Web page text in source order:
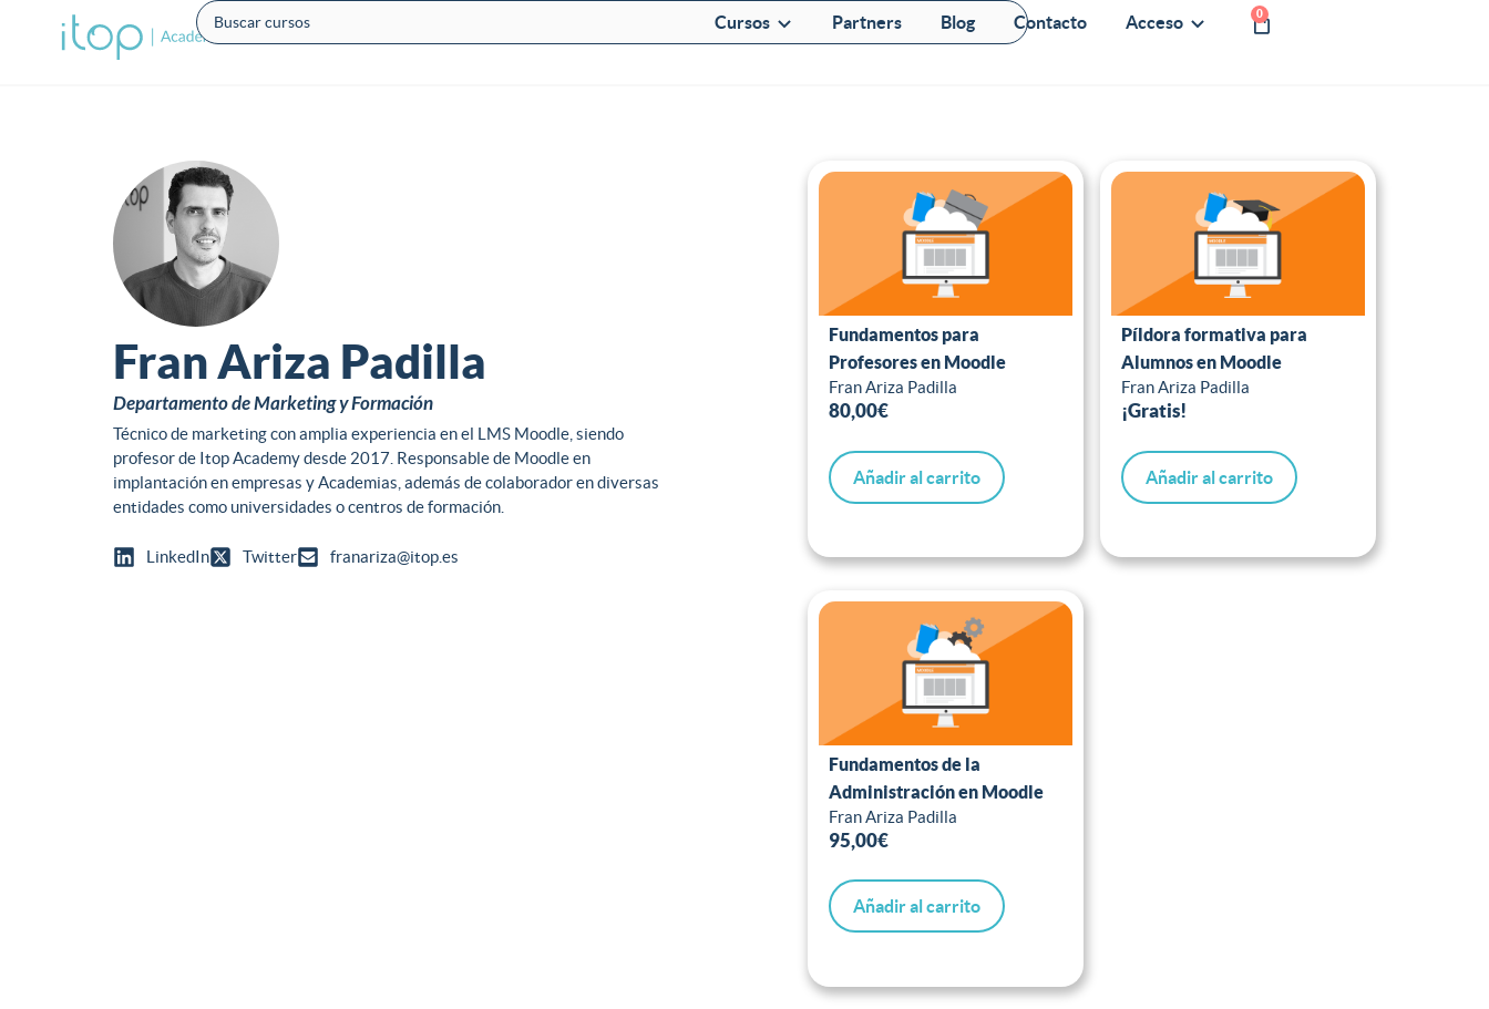
Cursos Partners Blog Contacto Acceso 0
Fran Ariza Padilla
Departamento de Marketing y Formación
Técnico de marketing con amplia experiencia en el LMS Moodle, siendo
profesor de Itop Academy desde 2017. Responsable de Moodle en
implantación en empresas y Academias, además de colaborador en diversas
entidades como universidades o centros de formación.
LinkedIn Twitter franariza@itop.es
Fundamentos para
Profesores en Moodle
Fran Ariza Padilla
80,00€
Añadir al carrito
Píldora formativa para
Alumnos en Moodle
Fran Ariza Padilla
¡Gratis!
Añadir al carrito
Fundamentos de la
Administración en Moodle
Fran Ariza Padilla
95,00€
Añadir al carrito